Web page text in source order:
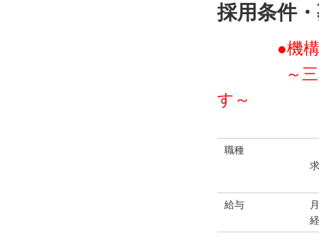
採用条件
●機構・
～三和電
す～
職種
給与